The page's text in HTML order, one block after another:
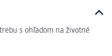
s ohľadom na životné